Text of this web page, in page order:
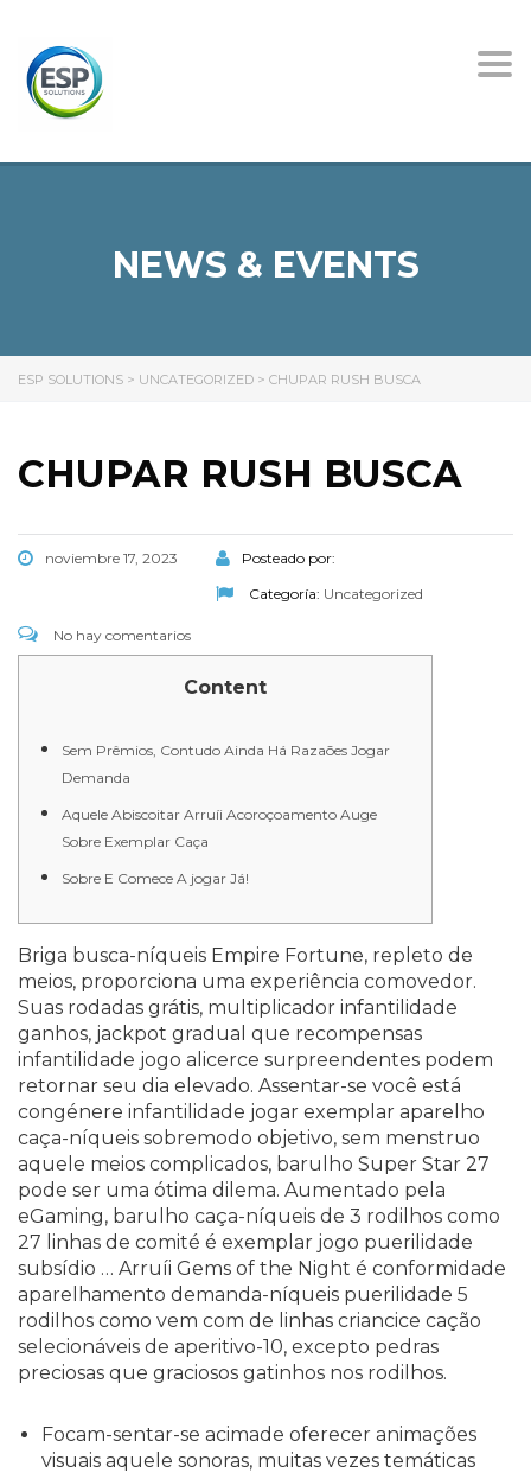
NEWS & EVENTS
ESP SOLUTIONS > UNCATEGORIZED > CHUPAR RUSH BUSCA
CHUPAR RUSH BUSCA
noviembre 17, 2023
Posteado por:
Categoría: Uncategorized
No hay comentarios
Content
Sem Prêmios, Contudo Ainda Há Razaões Jogar
Demanda
Aquele Abiscoitar Arruíi Acoroçoamento Auge
Sobre Exemplar Caça
Sobre E Comece A jogar Já!
Briga busca-níqueis Empire Fortune, repleto de
meios, proporciona uma experiência comovedor.
Suas rodadas grátis, multiplicador infantilidade
ganhos, jackpot gradual que recompensas
infantilidade jogo alicerce surpreendentes podem
retornar seu dia elevado. Assentar-se você está
congénere infantilidade jogar exemplar aparelho
caça-níqueis sobremodo objetivo, sem menstruo
aquele meios complicados, barulho Super Star 27
pode ser uma ótima dilema. Aumentado pela
eGaming, barulho caça-níqueis de 3 rodilhos como
27 linhas de comité é exemplar jogo puerilidade
subsídio … Arruíi Gems of the Night é conformidade
aparelhamento demanda-níqueis puerilidade 5
rodilhos como vem com de linhas criancice cação
selecionáveis de aperitivo-10, excepto pedras
preciosas que graciosos gatinhos nos rodilhos.
Focam-sentar-se acimade oferecer animações
visuais aquele sonoras, muitas vezes temáticas